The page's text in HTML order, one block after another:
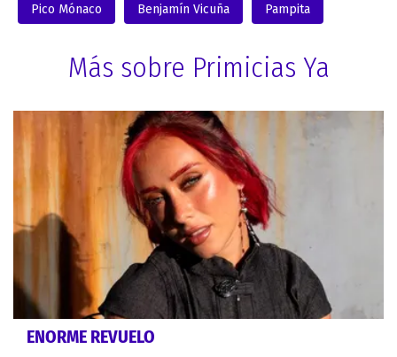
Pico Mónaco Benjamín Vicuña Pampita
Más sobre Primicias Ya
ENORME REVUELO